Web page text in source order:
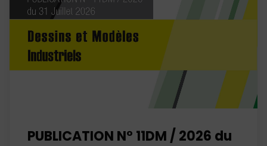
PUBLICATION N° 11DM / 2026 du